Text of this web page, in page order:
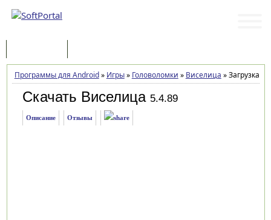
Программы для Android» Игры» Головоломки » Виселица »Загрузка
Скачать Виселица 5.4.89
Описание Отзывы